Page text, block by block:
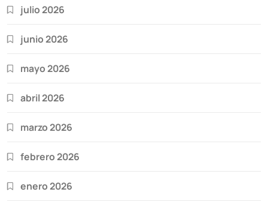
julio 2026
junio 2026
mayo 2026
abril 2026
marzo 2026
febrero 2026
enero 2026